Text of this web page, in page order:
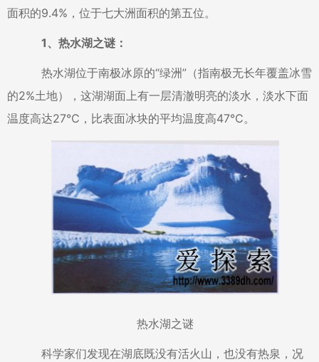
面积的9.4%，位于七大洲面积的第五位。
1、热水湖之谜：
热水湖位于南极冰原的“绿洲”（指南极无长年覆盖冰雪
的2%土地），这湖湖面上有一层清澈明亮的淡水，淡水下面
温度高达27℃，比表面冰块的平均温度高47℃。
热水湖之谜
科学家们发现在湖底既没有活火山，也没有热泉，况